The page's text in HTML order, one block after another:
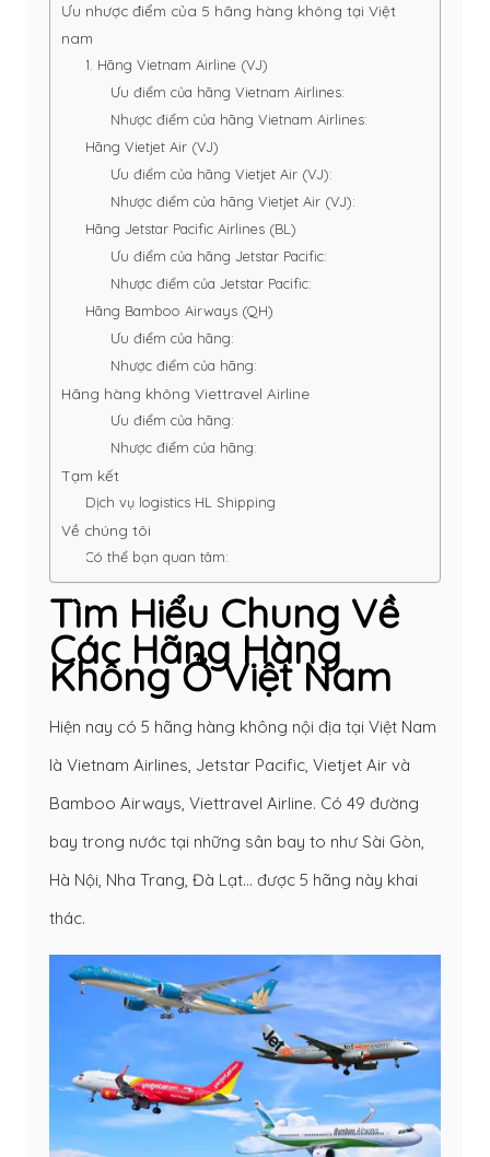
Ưu nhược điểm của 5 hãng hàng không tại Việt
nam
1. Hãng Vietnam Airline (VJ)
Ưu điểm của hãng Vietnam Airlines:
Nhược điểm của hãng Vietnam Airlines:
Hãng Vietjet Air (VJ)
Ưu điểm của hãng Vietjet Air (VJ):
Nhược điểm của hãng Vietjet Air (VJ):
Hãng Jetstar Pacific Airlines (BL)
Ưu điểm của hãng Jetstar Pacific:
Nhược điểm của Jetstar Pacific:
Hãng Bamboo Airways (QH)
Ưu điểm của hãng:
Nhược điểm của hãng:
Hãng hàng không Viettravel Airline
Ưu điểm của hãng:
Nhược điểm của hãng:
Tạm kết
Dịch vụ logistics HL Shipping
Về chúng tôi
Có thể bạn quan tâm:
Tìm Hiểu Chung Về
Các Hãng Hàng
Không Ở Việt Nam
Hiện nay có 5 hãng hàng không nội địa tại Việt Nam
là Vietnam Airlines, Jetstar Pacific, Vietjet Air và
Bamboo Airways, Viettravel Airline. Có 49 đường
bay trong nước tại những sân bay to như Sài Gòn,
Hà Nội, Nha Trang, Đà Lạt… được 5 hãng này khai
thác.